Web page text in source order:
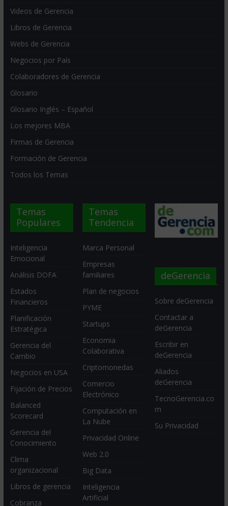
Videos de Gerencia
Libros de Gerencia
Webs de Gerencia
Negocios por País
Colaboradores de Gerencia
Glosario
Glosario Inglés – Español
Los mejores MBA
Firmas de Gerencia
Formación de Gerencia
Todos los Temas
Temas
Populares
Inteligencia
Emocional
Análisis DOFA
Estados
Financieros
Planificación
Estratégica
Gerencia del
Cambio
Negocios en USA
Fijación de Precios
Balanced
Scorecard
Gerencia del
Conocimiento
Clima
organizacional
Libros de gerencia
Cobranza
Temas
Tendencia
Marca Personal
Empresas
familiares
Plan de negocios
PYME
Startups
Economia
Colaborativa
Criptomonedas
Comercio
Electrónico
Computación en
La Nube
Privacidad Online
Web 2.0
Big Data
Inteligencia
Artificial
deGerencia
Sobre deGerencia
Contactar a
deGerencia
Escribir en
deGerencia
Aliados
deGerencia
TecnoGerencia.co
m
Su Privacidad